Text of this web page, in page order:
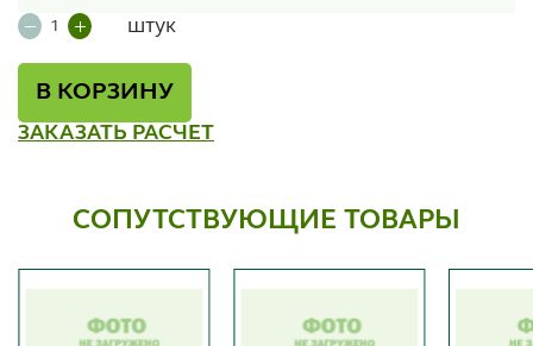
штук
В КОРЗИНУ
ЗАКАЗАТЬ РАСЧЕТ
СОПУТСТВУЮЩИЕ ТОВАРЫ